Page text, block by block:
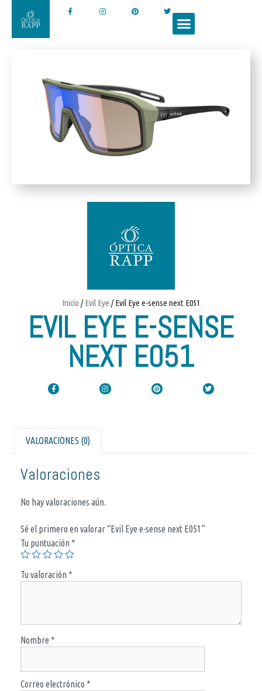
Inicio /Evil Eye / Evil Eye e-sense next E051
EVIL EYE E-SENSE
NEXT E051
VALORACIONES (0)
Valoraciones
No hay valoraciones aún.
Sé el primero en valorar “Evil Eye e-sense next E051”
Tu puntuación *
Tu valoración *
Nombre *
Correo electrónico *